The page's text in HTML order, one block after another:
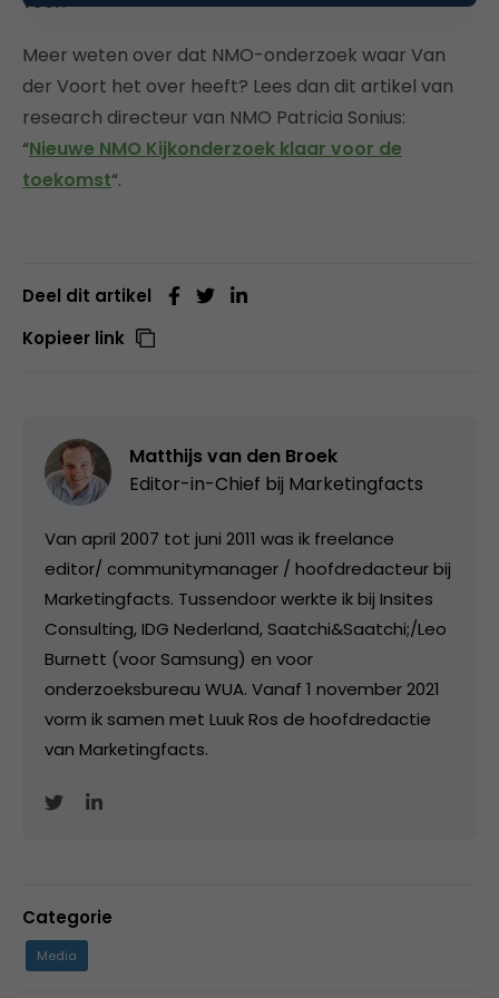
Meer weten over dat NMO-onderzoek waar Van
der Voort het over heeft? Lees dan dit artikel van
research directeur van NMO Patricia Sonius:
“Nieuwe NMO Kijkonderzoek klaar voor de
toekomst“.
Deel dit artikel
Kopieer link
Matthijs van den Broek
Editor-in-Chief bij Marketingfacts
Van april 2007 tot juni 2011 was ik freelance
editor/ communitymanager / hoofdredacteur bij
Marketingfacts. Tussendoor werkte ik bij Insites
Consulting, IDG Nederland, Saatchi&Saatchi;/Leo
Burnett (voor Samsung) en voor
onderzoeksbureau WUA. Vanaf 1 november 2021
vorm ik samen met Luuk Ros de hoofdredactie
van Marketingfacts.
Categorie
Media